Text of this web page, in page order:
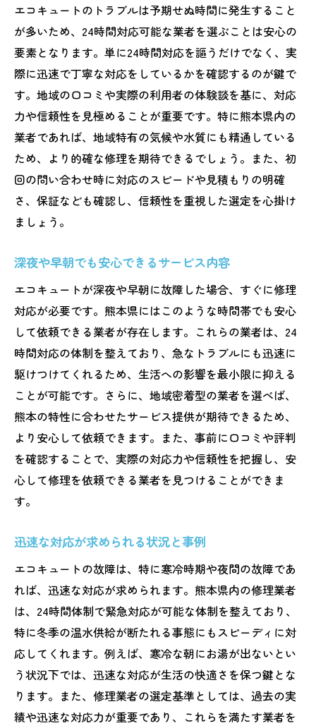
エコキュートのトラブルは予期せぬ時間に発生すること
が多いため、24時間対応可能な業者を選ぶことは安心の
要素となります。単に24時間対応を謳うだけでなく、実
際に迅速で丁寧な対応をしているかを確認するのが鍵で
す。地域の口コミや実際の利用者の体験談を基に、対応
力や信頼性を見極めることが重要です。特に熊本県内の
業者であれば、地域特有の気候や水質にも精通している
ため、より的確な修理を期待できるでしょう。また、初
回の問い合わせ時に対応のスピードや見積もりの明確
さ、保証なども確認し、信頼性を重視した選定を心掛け
ましょう。
深夜や早朝でも安心できるサービス内容
エコキュートが深夜や早朝に故障した場合、すぐに修理
対応が必要です。熊本県にはこのような時間帯でも安心
して依頼できる業者が存在します。これらの業者は、24
時間対応の体制を整えており、急なトラブルにも迅速に
駆けつけてくれるため、生活への影響を最小限に抑える
ことが可能です。さらに、地域密着型の業者を選べば、
熊本の特性に合わせたサービス提供が期待できるため、
より安心して依頼できます。また、事前に口コミや評判
を確認することで、実際の対応力や信頼性を把握し、安
心して修理を依頼できる業者を見つけることができま
す。
迅速な対応が求められる状況と事例
エコキュートの故障は、特に寒冷時期や夜間の故障であ
れば、迅速な対応が求められます。熊本県内の修理業者
は、24時間体制で緊急対応が可能な体制を整えており、
特に冬季の温水供給が断たれる事態にもスピーディに対
応してくれます。例えば、寒冷な朝にお湯が出ないとい
う状況下では、迅速な対応が生活の快適さを保つ鍵とな
ります。また、修理業者の選定基準としては、過去の実
績や迅速な対応力が重要であり、これらを満たす業者を